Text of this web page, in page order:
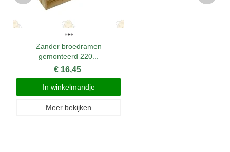
Zander broedramen
gemonteerd 220...
€ 16,45
In winkelmandje
Meer bekijken